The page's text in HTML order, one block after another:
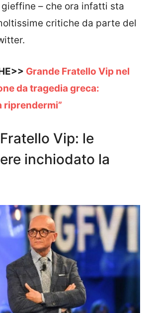
– che ora infatti sta
critiche da parte del
Grande Fratello Vip nel
da tragedia greca:
riprendermi”
Vip: le
inchiodato la